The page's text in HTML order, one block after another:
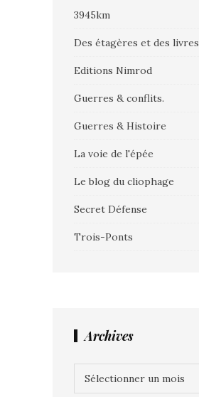
3945km
Des étagères et des livres
Editions Nimrod
Guerres & conflits.
Guerres & Histoire
La voie de l'épée
Le blog du cliophage
Secret Défense
Trois-Ponts
Archives